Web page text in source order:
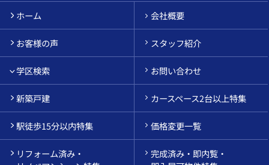
ホーム 会社概要
お客様の声 スタッフ紹介
学区検索 お問い合わせ
新築戸建 カースペース2台以上特集
駅徒歩15分以内特集 価格変更一覧
リフォーム済み・
完成済み・即内覧・